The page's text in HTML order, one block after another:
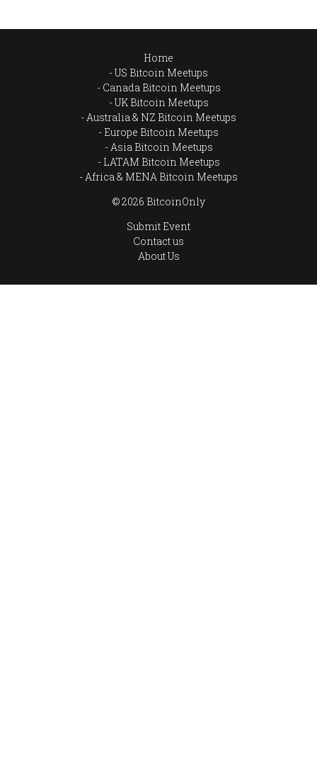
Home
US Bitcoin Meetups
Canada Bitcoin Meetups
UK Bitcoin Meetups
Australia & NZ Bitcoin Meetups
Europe Bitcoin Meetups
Asia Bitcoin Meetups
LATAM Bitcoin Meetups
Africa & MENA Bitcoin Meetups
© 2026 BitcoinOnly
Submit Event
Contact us
About Us